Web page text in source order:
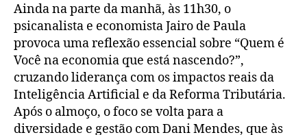
Ainda na parte da manhã, às 11h30, o
psicanalista e economista Jairo de Paula
provoca uma reflexão essencial sobre “Quem é
Você na economia que está nascendo?”,
cruzando liderança com os impactos reais da
Inteligência Artificial e da Reforma Tributária.
Após o almoço, o foco se volta para a
diversidade e gestão com Dani Mendes, que às